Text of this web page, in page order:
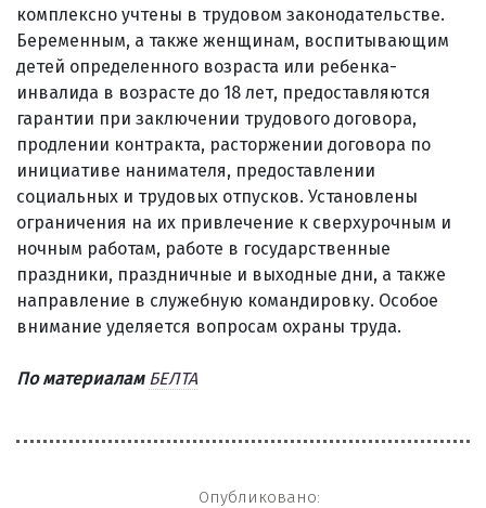
комплексно учтены в трудовом законодательстве.
Беременным, а также женщинам, воспитывающим
детей определенного возраста или ребенка-
инвалида в возрасте до 18 лет, предоставляются
гарантии при заключении трудового договора,
продлении контракта, расторжении договора по
инициативе нанимателя, предоставлении
социальных и трудовых отпусков. Установлены
ограничения на их привлечение к сверхурочным и
ночным работам, работе в государственные
праздники, праздничные и выходные дни, а также
направление в служебную командировку. Особое
внимание уделяется вопросам охраны труда.
По материалам БЕЛТА
Опубликовано: